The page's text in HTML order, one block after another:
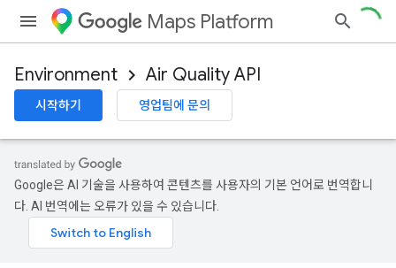
Maps Platform
Environment Air Quality API
시작하기 영업팀에 문의
Google은 AI 기술을 사용하여 콘텐츠를 사용자의 기본 언어로 번역합니
다. AI 번역에는 오류가 있을 수 있습니다.